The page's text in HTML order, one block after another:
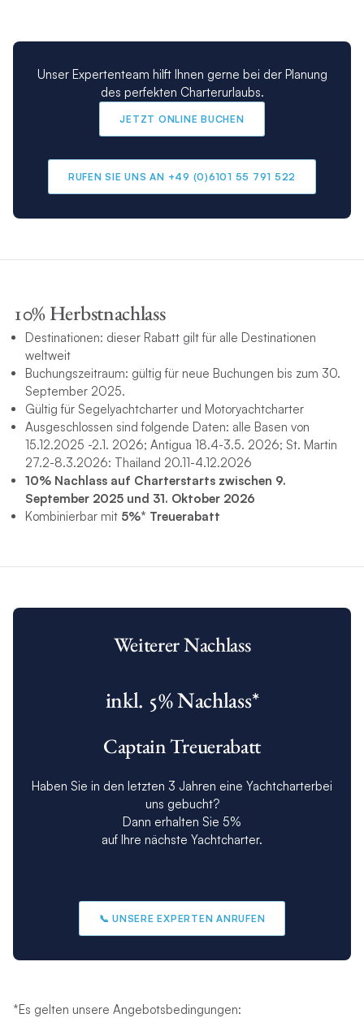
Unser Expertenteam hilft Ihnen gerne bei der Planung
des perfekten Charterurlaubs.
JETZT ONLINE BUCHEN
RUFEN SIE UNS AN +49 (0)6101 55 791 522
10% Herbstnachlass
Destinationen: dieser Rabatt gilt für alle Destinationen
weltweit
Buchungszeitraum: gültig für neue Buchungen bis zum 30.
September 2025.
Gültig für Segelyachtcharter und Motoryachtcharter
Ausgeschlossen sind folgende Daten: alle Basen von
15.12.2025 -2.1. 2026; Antigua 18.4-3.5. 2026; St. Martin
27.2-8.3.2026: Thailand 20.11-4.12.2026
10% Nachlass auf Charterstarts zwischen 9.
September 2025 und 31. Oktober 2026
Kombinierbar mit 5%* Treuerabatt
Weiterer Nachlass
inkl. 5% Nachlass*
Captain Treuerabatt
Haben Sie in den letzten 3 Jahren eine Yachtcharterbei
uns gebucht?
Dann erhalten Sie 5%
auf Ihre nächste Yachtcharter.
📞 UNSERE EXPERTEN ANRUFEN
*Es gelten unsere Angebotsbedingungen: